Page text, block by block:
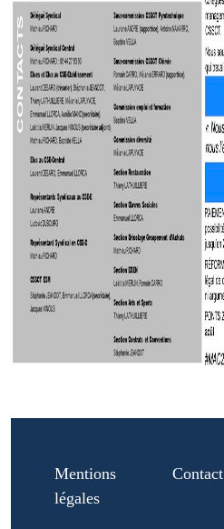
Mentions
légales
Contact